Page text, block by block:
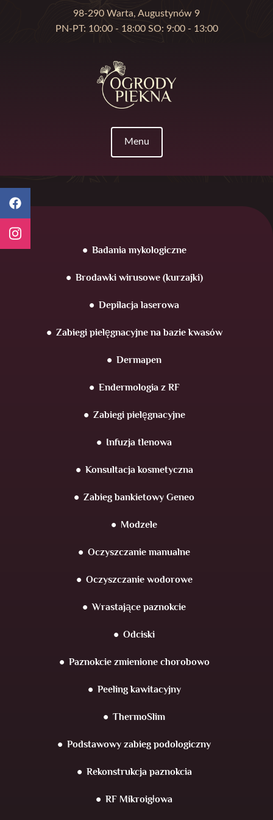
98-290 Warta, Augustynów 9
PN-PT: 10:00 - 18:00 SO: 9:00 - 13:00
Menu
Badania mykologiczne
Brodawki wirusowe (kurzajki)
Depilacja laserowa
Zabiegi pielęgnacyjne na bazie kwasów
Dermapen
Endermologia z RF
Zabiegi pielęgnacyjne
Infuzja tlenowa
Konsultacja kosmetyczna
Zabieg bankietowy Geneo
Modzele
Oczyszczanie manualne
Oczyszczanie wodorowe
Wrastające paznokcie
Odciski
Paznokcie zmienione chorobowo
Peeling kawitacyjny
ThermoSlim
Podstawowy zabieg podologiczny
Rekonstrukcja paznokcia
RF Mikroigłowa